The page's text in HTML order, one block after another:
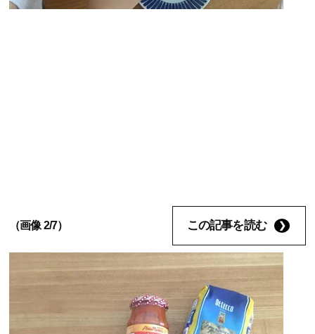
（画像 2/7） この記事を読む